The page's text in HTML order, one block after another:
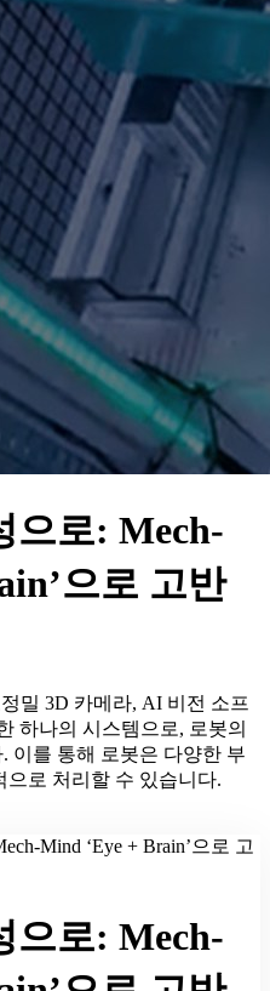
으로: Mech-
으로 고반
정밀 3D 카메라, AI 비전 소프
하나의 시스템으로, 로봇의
이를 통해 로봇은 다양한 부
로 처리할 수 있습니다.
Mind ‘Eye + Brain’으로 고
으로: Mech-